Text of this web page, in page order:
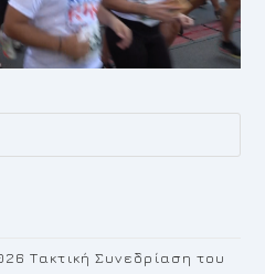
Τακτική Συνεδρίαση του